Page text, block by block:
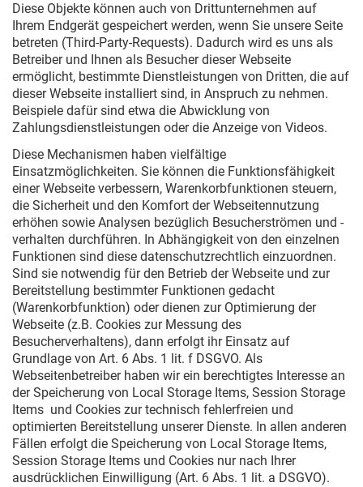
Diese Objekte können auch von Drittunternehmen auf
Ihrem Endgerät gespeichert werden, wenn Sie unsere Seite
betreten (Third-Party-Requests). Dadurch wird es uns als
Betreiber und Ihnen als Besucher dieser Webseite
ermöglicht, bestimmte Dienstleistungen von Dritten, die auf
dieser Webseite installiert sind, in Anspruch zu nehmen.
Beispiele dafür sind etwa die Abwicklung von
Zahlungsdienstleistungen oder die Anzeige von Videos.
Diese Mechanismen haben vielfältige
Einsatzmöglichkeiten. Sie können die Funktionsfähigkeit
einer Webseite verbessern, Warenkorbfunktionen steuern,
die Sicherheit und den Komfort der Webseitennutzung
erhöhen sowie Analysen bezüglich Besucherströmen und -
verhalten durchführen. In Abhängigkeit von den einzelnen
Funktionen sind diese datenschutzrechtlich einzuordnen.
Sind sie notwendig für den Betrieb der Webseite und zur
Bereitstellung bestimmter Funktionen gedacht
(Warenkorbfunktion) oder dienen zur Optimierung der
Webseite (z.B. Cookies zur Messung des
Besucherverhaltens), dann erfolgt ihr Einsatz auf
Grundlage von Art. 6 Abs. 1 lit. f DSGVO. Als
Webseitenbetreiber haben wir ein berechtigtes Interesse an
der Speicherung von Local Storage Items, Session Storage
Items und Cookies zur technisch fehlerfreien und
optimierten Bereitstellung unserer Dienste. In allen anderen
Fällen erfolgt die Speicherung von Local Storage Items,
Session Storage Items und Cookies nur nach Ihrer
ausdrücklichen Einwilligung (Art. 6 Abs. 1 lit. a DSGVO).